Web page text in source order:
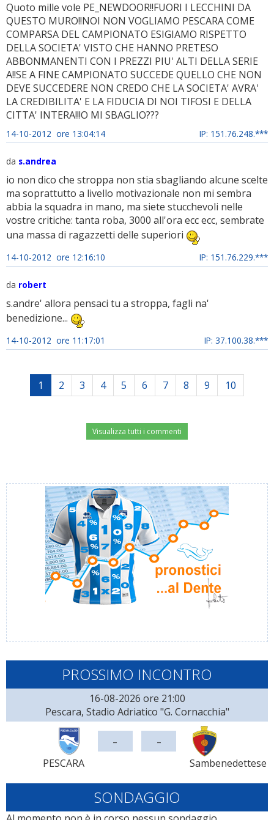
Quoto mille vole PE_NEWDOOR!!FUORI I LECCHINI DA
QUESTO MURO!!NOI NON VOGLIAMO PESCARA COME
COMPARSA DEL CAMPIONATO ESIGIAMO RISPETTO
DELLA SOCIETA' VISTO CHE HANNO PRETESO
ABBONMANENTI CON I PREZZI PIU' ALTI DELLA SERIE
A!!SE A FINE CAMPIONATO SUCCEDE QUELLO CHE NON
DEVE SUCCEDERE NON CREDO CHE LA SOCIETA' AVRA'
LA CREDIBILITA' E LA FIDUCIA DI NOI TIFOSI E DELLA
CITTA' INTERA!!!O MI SBAGLIO???
14-10-2012 ore 13:04:14 IP: 151.76.248.***
da s.andrea
io non dico che stroppa non stia sbagliando alcune scelte
ma soprattutto a livello motivazionale non mi sembra
abbia la squadra in mano, ma siete stucchevoli nelle
vostre critiche: tanta roba, 3000 all'ora ecc ecc, sembrate
una massa di ragazzetti delle superiori
14-10-2012 ore 12:16:10 IP: 151.76.229.***
da robert
s.andre' allora pensaci tu a stroppa, fagli na'
benedizione...
14-10-2012 ore 11:17:01 IP: 37.100.38.***
1 2 3 4 5 6 7 8 9 10
Visualizza tutti i commenti
PROSSIMO INCONTRO
16-08-2026 ore 21:00
Pescara, Stadio Adriatico "G. Cornacchia"
PESCARA
- -
Sambenedettese
SONDAGGIO